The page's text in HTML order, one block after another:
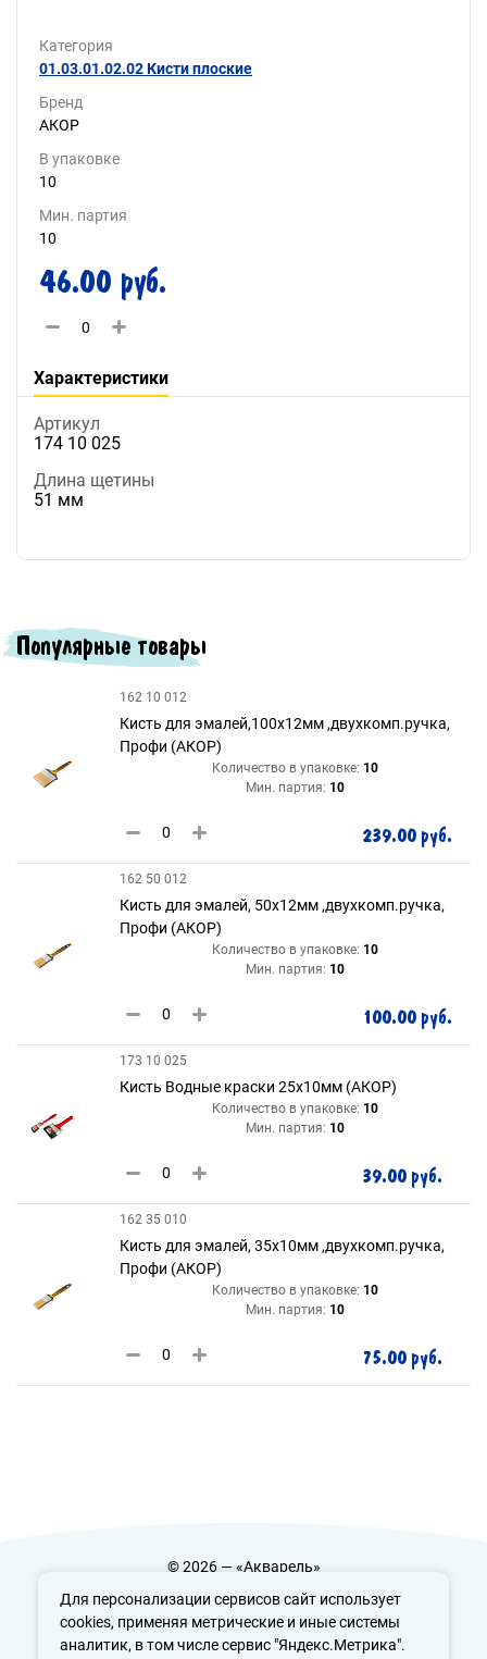
Для персонализации сервисов сайт использует
cookies, применяя метрические и иные системы
аналитик, в том числе сервис "Яндекс.Метрика".
Категория
01.03.01.02.02 Кисти плоские
Бренд
АКОР
В упаковке
10
Мин. партия
10
46.00 руб.
Характеристики
Артикул
174 10 025
Длина щетины
51 мм
Популярные товары
162 10 012
Кисть для эмалей,100х12мм ,двухкомп.ручка,
Профи (АКОР)
Количество в упаковке: 10
Мин. партия: 10
239.00 руб.
162 50 012
Кисть для эмалей, 50х12мм ,двухкомп.ручка,
Профи (АКОР)
Количество в упаковке: 10
Мин. партия: 10
100.00 руб.
173 10 025
Кисть Водные краски 25х10мм (АКОР)
Количество в упаковке: 10
Мин. партия: 10
39.00 руб.
162 35 010
Кисть для эмалей, 35х10мм ,двухкомп.ручка,
Профи (АКОР)
Количество в упаковке: 10
Мин. партия: 10
75.00 руб.
© 2026 — «Акварель»
Политика конфиденциальности